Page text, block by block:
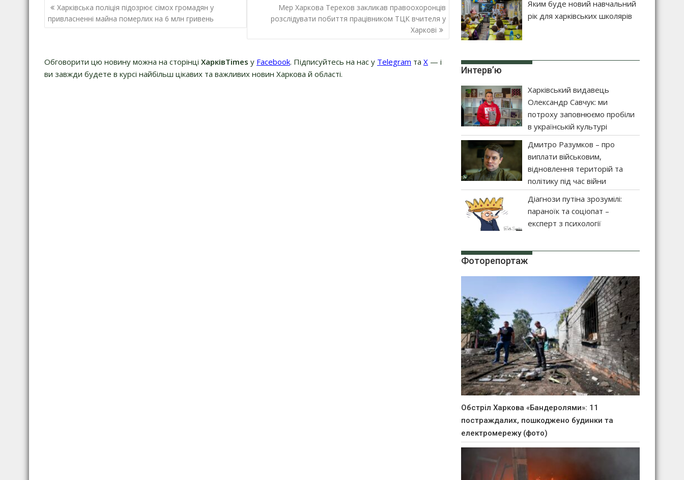
Навігація
записів
Харківська поліція підозрює сімох громадян у
привласненні майна померлих на 6 млн гривень
Мер Харкова Терехов закликав правоохоронців
розслідувати побиття працівником ТЦК вчителя у
Харкові
Обговорити цю новину можна на сторінці ХарківTimes у Facebook. Підписуйтесь на нас у Telegram та Х — і
ви завжди будете в курсі найбільш цікавих та важливих новин Харкова й області.
Яким буде новий навчальний
рік для харківських школярів
Интерв’ю
Харківський видавець
Олександр Савчук: ми
потроху заповнюємо пробіли
в українській культурі
Дмитро Разумков – про
виплати військовим,
відновлення територій та
політику під час війни
Діагнози путіна зрозумілі:
параноїк та соціопат –
експерт з психології
Фоторепортаж
Обстріл Харкова «Бандеролями»: 11
постраждалих, пошкоджено будинки та
електромережу (фото)